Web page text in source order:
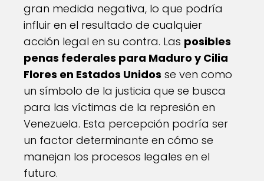
gran medida negativa, lo que podría
influir en el resultado de cualquier
acción legal en su contra. Las posibles
penas federales para Maduro y Cilia
Flores en Estados Unidos se ven como
un símbolo de la justicia que se busca
para las víctimas de la represión en
Venezuela. Esta percepción podría ser
un factor determinante en cómo se
manejan los procesos legales en el
futuro.